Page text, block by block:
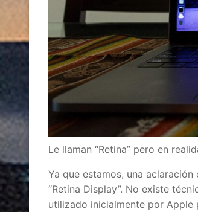
Le llaman “Retina” pero en
Ya que estamos, una
“Retina Display”. No existe
utilizado inicialmente por Apple